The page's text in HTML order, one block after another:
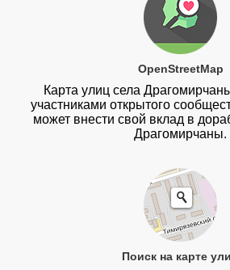
OpenStreetMap
Карта улиц села
участниками открытого
может внести свой вклад в
Драгомирчаны.
Поиск на карте